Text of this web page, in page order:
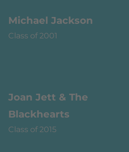
Michael Jackson
Class of 2001
Joan Jett & The
Blackhearts
Class of 2015